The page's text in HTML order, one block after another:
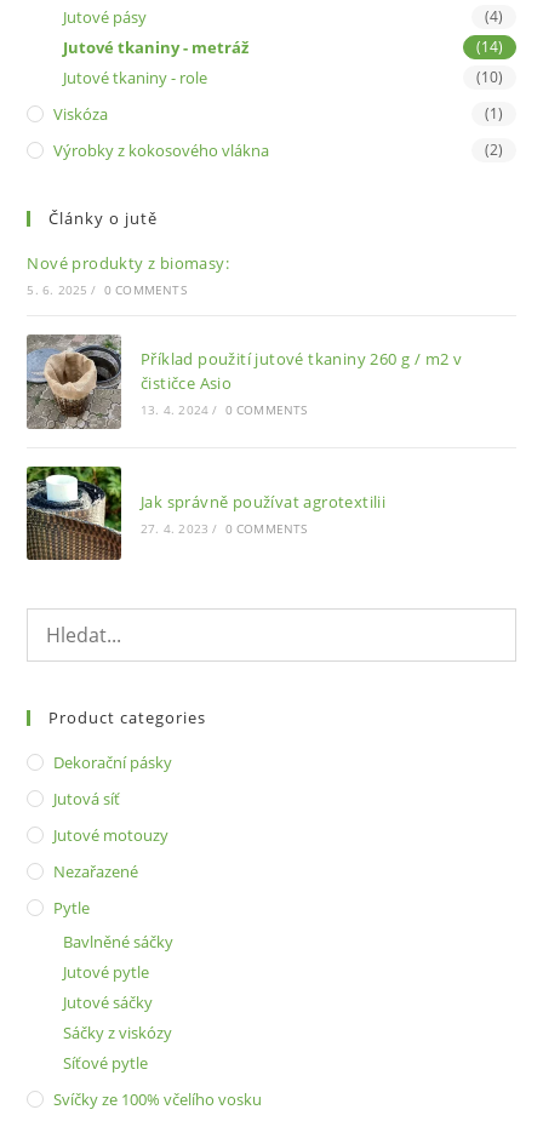
Jutové pásy (4)
Jutové tkaniny - metráž (14)
Jutové tkaniny - role (10)
Viskóza (1)
Výrobky z kokosového vlákna (2)
Články o jutě
Nové produkty z biomasy:
5. 6. 2025 / 0 COMMENTS
Příklad použití jutové tkaniny 260 g / m2 v
čističce Asio
13. 4. 2024 / 0 COMMENTS
Jak správně používat agrotextilii
27. 4. 2023 / 0 COMMENTS
Product categories
Dekorační pásky
Jutová síť
Jutové motouzy
Nezařazené
Pytle
Bavlněné sáčky
Jutové pytle
Jutové sáčky
Sáčky z viskózy
Síťové pytle
Svíčky ze 100% včelího vosku